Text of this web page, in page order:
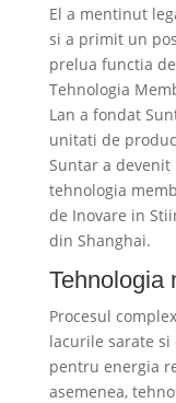
El a mentinut
si a primit un
prelua functia
Tehnologia
Lan a fondat
unitati de
Suntar a
tehnologia
de Inovare in
din Shanghai.
Tehnologia
Procesul
lacurile sarate
pentru energia
asemenea,